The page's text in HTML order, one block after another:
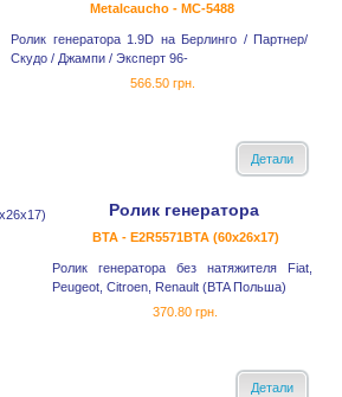
Metalcaucho - MC-5488
Ролик генератора 1.9D на Берлинго / Партнер/
Скудо / Джампи / Эксперт 96-
566.50 грн.
Детали
Ролик генератора
BTA - E2R5571BTA (60x26x17)
Ролик генератора без натяжителя Fiat,
Peugeot, Citroen, Renault (BTA Польша)
370.80 грн.
Детали